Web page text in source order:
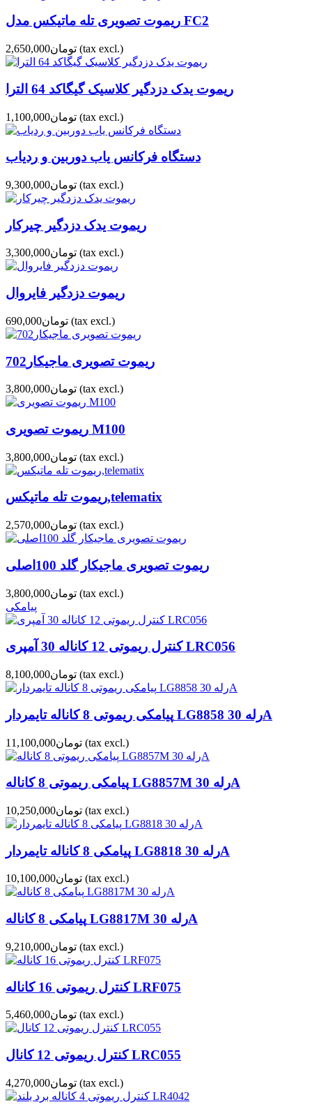
ریموت تصویری تله ماتیکس مدل FC2
تومان2,650,000 (tax excl.)
ریموت یدک دزدگیر کلاسیک گیگاکد 64 الترا
تومان1,100,000 (tax excl.)
دستگاه فرکانس یاب دوربین و ردیاب
تومان9,300,000 (tax excl.)
ریموت یدک دزدگیر چیرکار
تومان3,300,000 (tax excl.)
ریموت دزدگیر فایروال
تومان690,000 (tax excl.)
ریموت تصویری ماجیکار702
تومان3,800,000 (tax excl.)
ریموت تصویری M100
تومان3,800,000 (tax excl.)
ریموت تله ماتیکس,telematix
تومان2,570,000 (tax excl.)
ریموت تصویری ماجیکار گلد 100اصلی
تومان3,800,000 (tax excl.)
پیامکی
کنترل ریموتی 12 کاناله 30 آمپری LRC056
تومان8,100,000 (tax excl.)
پیامکی ریموتی 8 کاناله تایمردار LG8858 رله 30A
تومان11,100,000 (tax excl.)
پیامکی ریموتی 8 کاناله LG8857M رله 30A
تومان10,250,000 (tax excl.)
پیامکی 8 کاناله تایمردار LG8818 رله 30A
تومان10,100,000 (tax excl.)
پیامکی 8 کاناله LG8817M رله 30A
تومان9,210,000 (tax excl.)
کنترل ریموتی 16 کاناله LRF075
تومان5,460,000 (tax excl.)
کنترل ریموتی 12 کانال LRC055
تومان4,270,000 (tax excl.)